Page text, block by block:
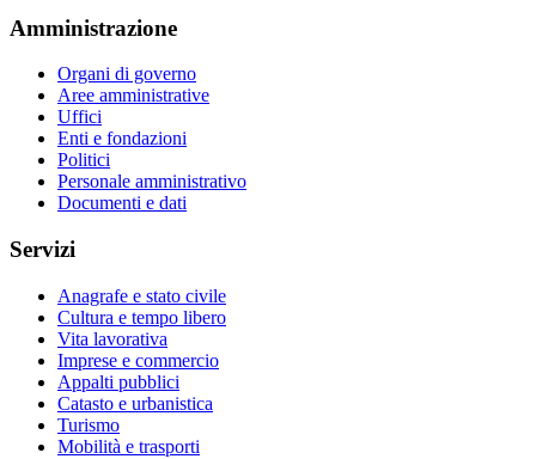
Amministrazione
Organi di governo
Aree amministrative
Uffici
Enti e fondazioni
Politici
Personale amministrativo
Documenti e dati
Servizi
Anagrafe e stato civile
Cultura e tempo libero
Vita lavorativa
Imprese e commercio
Appalti pubblici
Catasto e urbanistica
Turismo
Mobilità e trasporti